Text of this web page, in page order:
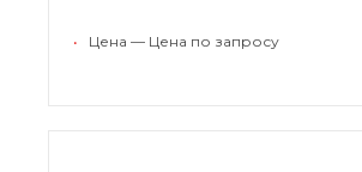
промышленных предприятиях.
• Цена — Цена по запросу